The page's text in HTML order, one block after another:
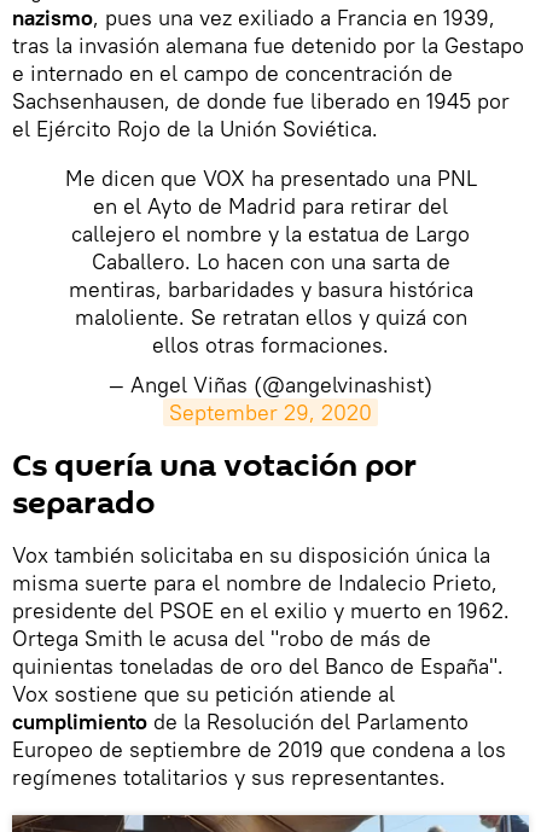
nazismo, pues una vez exiliado a Francia en 1939,
tras la invasión alemana fue detenido por la Gestapo
e internado en el campo de concentración de
Sachsenhausen, de donde fue liberado en 1945 por
el Ejército Rojo de la Unión Soviética.
Me dicen que VOX ha presentado una PNL
en el Ayto de Madrid para retirar del
callejero el nombre y la estatua de Largo
Caballero. Lo hacen con una sarta de
mentiras, barbaridades y basura histórica
maloliente. Se retratan ellos y quizá con
ellos otras formaciones.
— Angel Viñas (@angelvinashist)
September 29, 2020
Cs quería una votación por
separado
Vox también solicitaba en su disposición única la
misma suerte para el nombre de Indalecio Prieto,
presidente del PSOE en el exilio y muerto en 1962.
Ortega Smith le acusa del "robo de más de
quinientas toneladas de oro del Banco de España".
Vox sostiene que su petición atiende al
cumplimiento de la Resolución del Parlamento
Europeo de septiembre de 2019 que condena a los
regímenes totalitarios y sus representantes.